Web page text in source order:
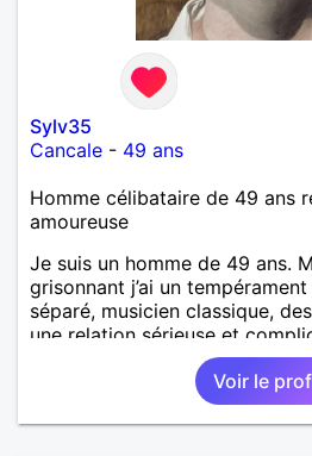
Sylv35
Cancale - 49 ans
Homme célibataire de 49 ans
amoureuse
Je suis un homme de 49 ans.
grisonnant j’ai un
séparé, musicien classique,
une relation sérieuse et
Voir le